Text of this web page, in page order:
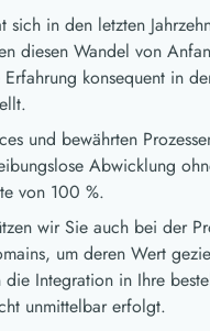
sich in den letzten
diesen Wandel von
konsequent in
und bewährten
Abwicklung
von 100 %.
wir Sie auch bei der
um deren Wert
Integration in Ihre
unmittelbar erfolgt.